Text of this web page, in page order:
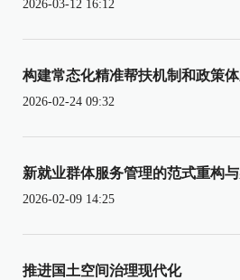
2026-03-12 16:12
构建常态化精准帮扶机制和政策
2026-02-24 09:32
新就业群体服务管理的范式重构
2026-02-09 14:25
推进国土空间治理现代化